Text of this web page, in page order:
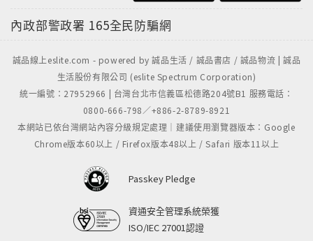
內政部警政署 165全民防騙網
誠品線上eslite.com - powered by 誠品生活 / 誠品書店 / 誠品物流 | 誠品
生活股份有限公司 (eslite Spectrum Corporation)
統一編號：27952966 | 台灣台北市信義區松德路204號B1 服務電話：
0800-666-798／+886-2-8789-8921
本網站已依台灣網站內容分級規定處理｜建議使用瀏覽器版本：Google
Chrome版本60以上 / Firefox版本48以上 / Safari 版本11以上
Passkey Pledge
資通安全管理系統榮獲
ISO/IEC 27001認證